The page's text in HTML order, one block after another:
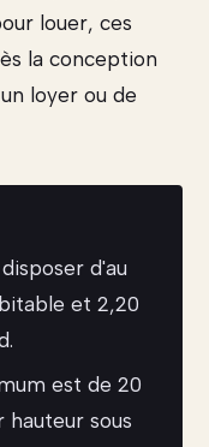
louer, ces
la conception
loyer ou de
d'au
et 2,20
est de 20
hauteur sous